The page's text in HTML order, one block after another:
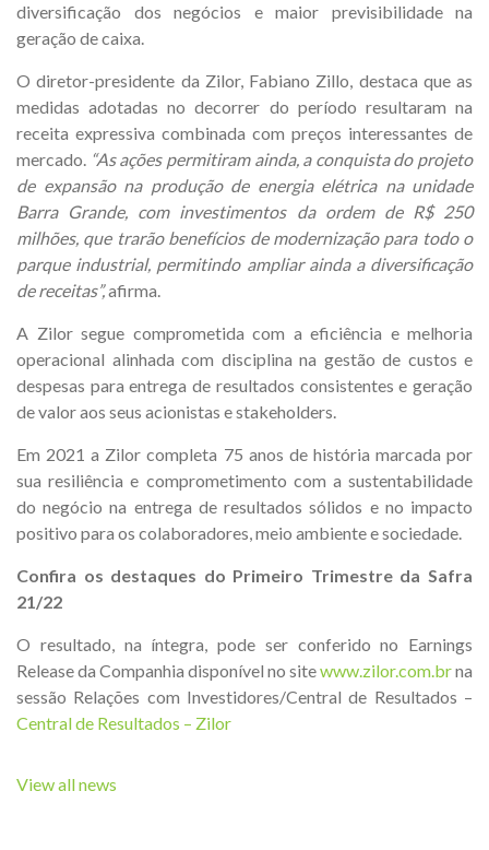
diversificação dos negócios e maior previsibilidade na
geração de caixa.
O diretor-presidente da Zilor, Fabiano Zillo, destaca que as
medidas adotadas no decorrer do período resultaram na
receita expressiva combinada com preços interessantes de
mercado. “As ações permitiram ainda, a conquista do projeto
de expansão na produção de energia elétrica na unidade
Barra Grande, com investimentos da ordem de R$ 250
milhões, que trarão benefícios de modernização para todo o
parque industrial, permitindo ampliar ainda a diversificação
de receitas”,afirma.
A Zilor segue comprometida com a eficiência e melhoria
operacional alinhada com disciplina na gestão de custos e
despesas para entrega de resultados consistentes e geração
de valor aos seus acionistas e stakeholders.
Em 2021 a Zilor completa 75 anos de história marcada por
sua resiliência e comprometimento com a sustentabilidade
do negócio na entrega de resultados sólidos e no impacto
positivo para os colaboradores, meio ambiente e sociedade.
Confira os destaques do Primeiro Trimestre da Safra
21/22
O resultado, na íntegra, pode ser conferido no Earnings
Release da Companhia disponível no sitewww.zilor.com.brna
sessão Relações com Investidores/Central de Resultados –
Central de Resultados – Zilor
View all news